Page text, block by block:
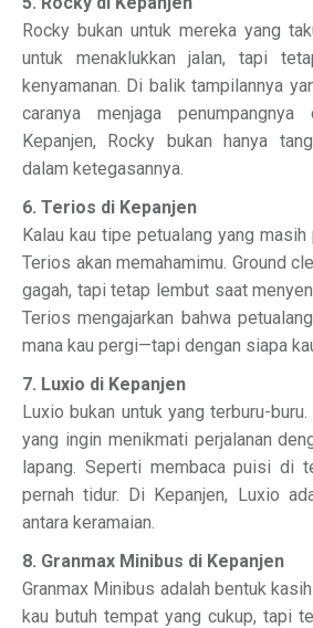
Rocky bukan untuk mereka yang
untuk menaklukkan jalan, tapi
kenyamanan. Di balik tampilannya
caranya menjaga
Kepanjen, Rocky bukan hanya
dalam ketegasannya.
6. Terios di Kepanjen
Kalau kau tipe petualang yang
Terios akan memahamimu. Ground
gagah, tapi tetap lembut saat
Terios mengajarkan bahwa
mana kau pergi—tapi dengan siapa
7. Luxio di Kepanjen
Luxio bukan untuk yang terburu-
yang ingin menikmati perjalanan
lapang. Seperti membaca puisi di
pernah tidur. Di Kepanjen, Luxio
antara keramaian.
8. Granmax Minibus di Kepanjen
Granmax Minibus adalah bentuk
kau butuh tempat yang cukup, tapi